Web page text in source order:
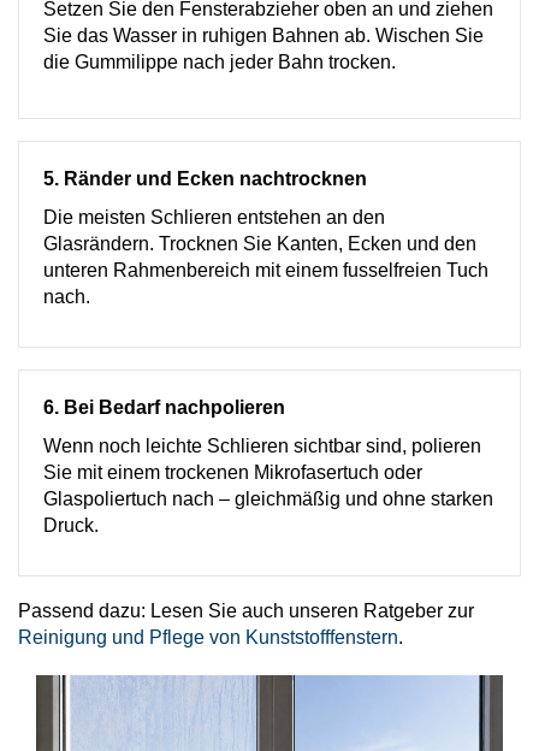
Setzen Sie den Fensterabzieher oben an und ziehen
Sie das Wasser in ruhigen Bahnen ab. Wischen Sie
die Gummilippe nach jeder Bahn trocken.
5. Ränder und Ecken nachtrocknen
Die meisten Schlieren entstehen an den
Glasrändern. Trocknen Sie Kanten, Ecken und den
unteren Rahmenbereich mit einem fusselfreien Tuch
nach.
6. Bei Bedarf nachpolieren
Wenn noch leichte Schlieren sichtbar sind, polieren
Sie mit einem trockenen Mikrofasertuch oder
Glaspoliertuch nach – gleichmäßig und ohne starken
Druck.
Passend dazu: Lesen Sie auch unseren Ratgeber zur
Reinigung und Pflege von Kunststofffenstern.